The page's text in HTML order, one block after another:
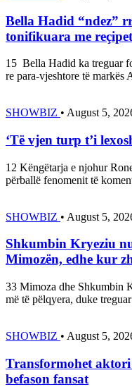
Bella Hadid “ndez”
tonifikuara me
15 Bella Hadid ka treguar
re para-vjeshtore të
SHOWBIZ • August 5,
‘Të vjen turp t’i
12 Këngëtarja e njohur
përballë fenomenit të
SHOWBIZ • August 5,
Shkumbin Kryeziu
Mimozën, edhe kur
33 Mimoza dhe Shkumbin
më të pëlqyera, duke
SHOWBIZ • August 5,
Transformohet
befason fansat